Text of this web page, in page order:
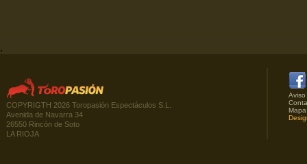
.
COPYRIGTH 2026 Toropasión Espectáculos S.L.
Avenida de Navarra 34
26550 Rincón de Soto
LA RIOJA